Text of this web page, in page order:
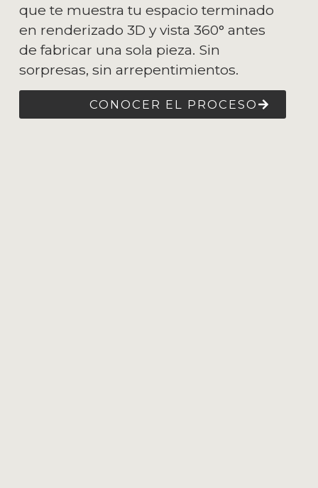
que te muestra tu espacio terminado
en renderizado 3D y vista 360° antes
de fabricar una sola pieza. Sin
sorpresas, sin arrepentimientos.
CONOCER EL PROCESO